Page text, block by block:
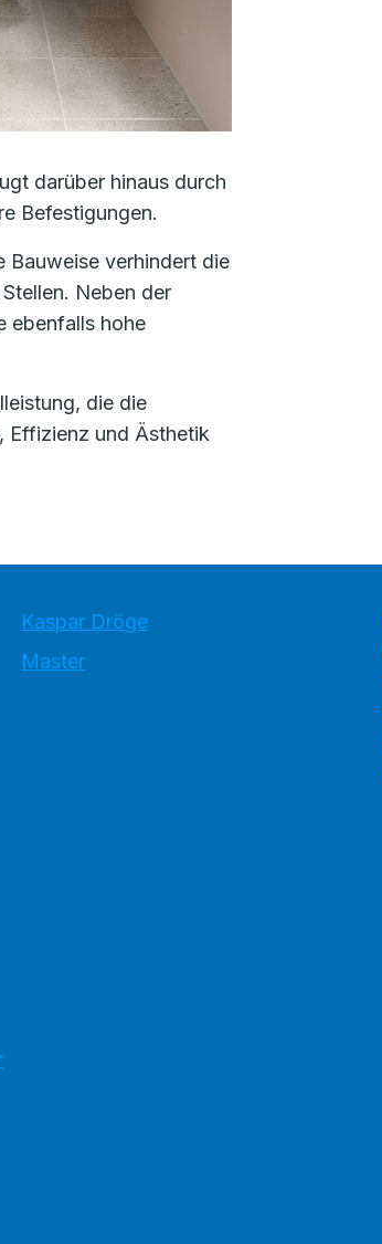
darüber hinaus durch
Befestigungen.
Bauweise verhindert die
Neben der
ebenfalls hohe
die die
Effizienz und Ästhetik
Kaspar Dröge
Master